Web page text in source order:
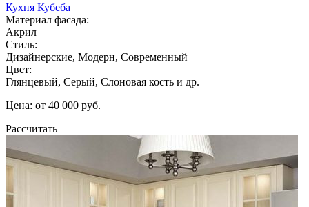
Кухня Кубеба
Материал фасада:
Акрил
Стиль:
Дизайнерские, Модерн, Современный
Цвет:
Глянцевый, Серый, Слоновая кость и др.
Цена: от 40 000 руб.
Рассчитать